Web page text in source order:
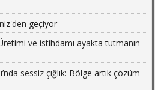
geçiyor
ve istihdamı ayakta tutmanın
sessiz çığlık: Bölge artık çözüm